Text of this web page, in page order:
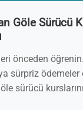
Göle Sürücü
önceden
sürpriz ödemeler
sürücü